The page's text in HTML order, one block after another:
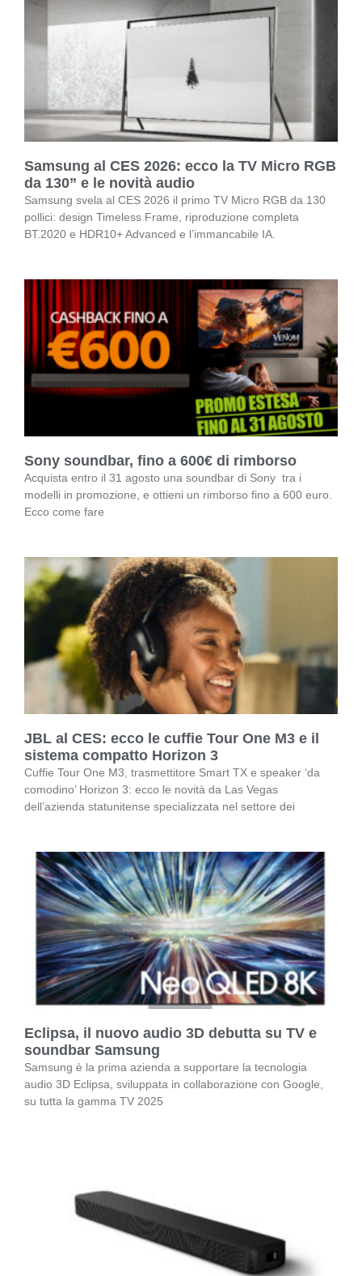
Samsung al CES 2026: ecco la TV Micro RGB
da 130” e le novità audio
Samsung svela al CES 2026 il primo TV Micro RGB da 130
pollici: design Timeless Frame, riproduzione completa
BT.2020 e HDR10+ Advanced e l’immancabile IA.
Sony soundbar, fino a 600€ di rimborso
Acquista entro il 31 agosto una soundbar di Sony tra i
modelli in promozione, e ottieni un rimborso fino a 600 euro.
Ecco come fare
JBL al CES: ecco le cuffie Tour One M3 e il
sistema compatto Horizon 3
Cuffie Tour One M3, trasmettitore Smart TX e speaker ‘da
comodino’ Horizon 3: ecco le novità da Las Vegas
dell’azienda statunitense specializzata nel settore dei
Eclipsa, il nuovo audio 3D debutta su TV e
soundbar Samsung
Samsung è la prima azienda a supportare la tecnologia
audio 3D Eclipsa, sviluppata in collaborazione con Google,
su tutta la gamma TV 2025